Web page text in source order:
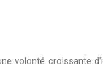
volonté croissante